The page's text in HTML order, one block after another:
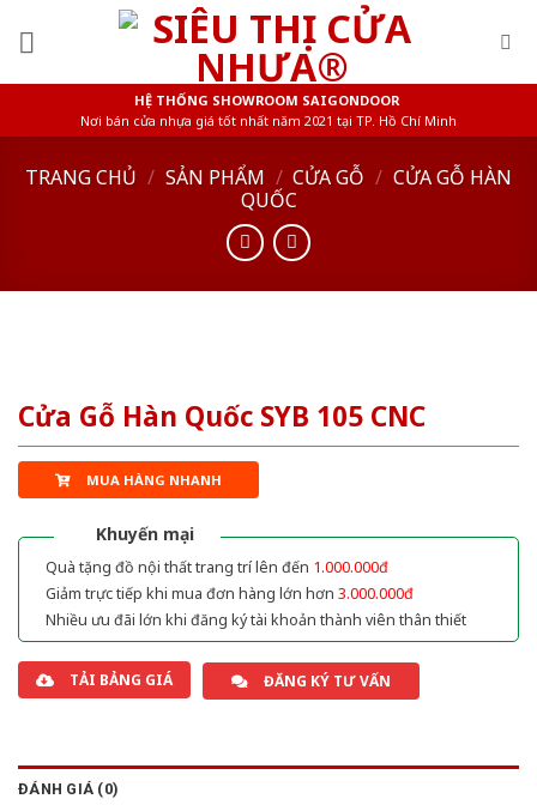
HỆ THỐNG SHOWROOM SAIGONDOOR
Nơi bán cửa nhựa giá tốt nhất năm 2021 tại TP. Hồ Chí Minh
TRANG CHỦ / SẢN PHẨM / CỬA GỖ / CỬA GỖ HÀN
QUỐC
Cửa Gỗ Hàn Quốc SYB 105 CNC
MUA HÀNG NHANH
Khuyến mại
Quà tặng đồ nội thất trang trí lên đến 1.000.000đ
Giảm trực tiếp khi mua đơn hàng lớn hơn 3.000.000đ
Nhiều ưu đãi lớn khi đăng ký tài khoản thành viên thân thiết
TẢI BẢNG GIÁ ĐĂNG KÝ TƯ VẤN
ĐÁNH GIÁ (0)